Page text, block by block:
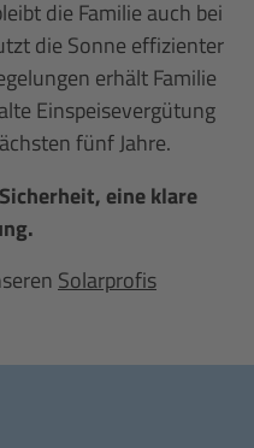
die Familie auch bei
die Sonne effizienter
erhält Familie
Einspeisevergütung
ächsten fünf Jahre.
eine klare
Solarprofis